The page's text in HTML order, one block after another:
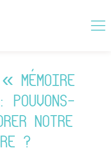
« MÉMOIRE
NOTRE
?